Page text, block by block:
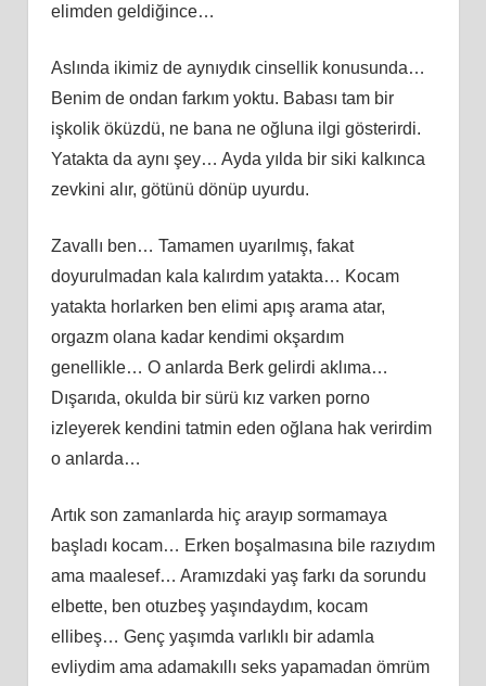
elimden geldiğince…
Aslında ikimiz de aynıydık cinsellik konusunda…
Benim de ondan farkım yoktu. Babası tam bir
işkolik öküzdü, ne bana ne oğluna ilgi gösterirdi.
Yatakta da aynı şey… Ayda yılda bir siki kalkınca
zevkini alır, götünü dönüp uyurdu.
Zavallı ben… Tamamen uyarılmış, fakat
doyurulmadan kala kalırdım yatakta… Kocam
yatakta horlarken ben elimi apış arama atar,
orgazm olana kadar kendimi okşardım
genellikle… O anlarda Berk gelirdi aklıma…
Dışarıda, okulda bir sürü kız varken porno
izleyerek kendini tatmin eden oğlana hak verirdim
o anlarda…
Artık son zamanlarda hiç arayıp sormamaya
başladı kocam… Erken boşalmasına bile razıydım
ama maalesef… Aramızdaki yaş farkı da sorundu
elbette, ben otuzbeş yaşındaydım, kocam
ellibeş… Genç yaşımda varlıklı bir adamla
evliydim ama adamakıllı seks yapamadan ömrüm